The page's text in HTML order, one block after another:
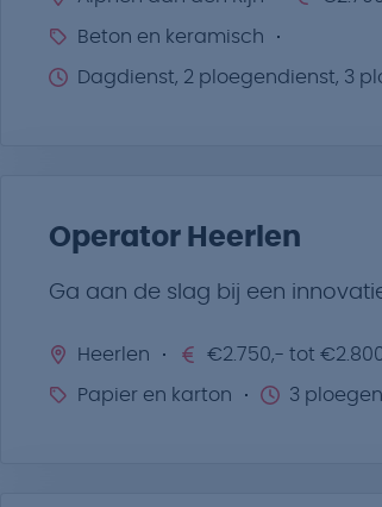
Beton en keramisch
Dagdienst, 2 ploegendienst, 3
Operator Heerlen
Ga aan de slag bij een
Heerlen €2.750,- tot
Papier en karton 3